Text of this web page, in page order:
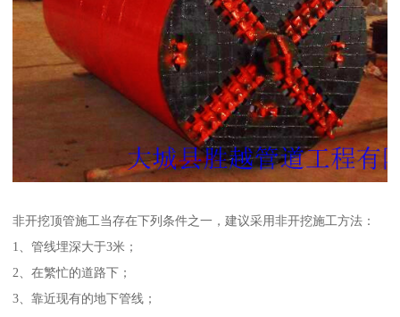
非开挖顶管施工当存在下列条件之一，建议采用非开挖施工方法：
1、管线埋深大于3米；
2、在繁忙的道路下；
3、靠近现有的地下管线；